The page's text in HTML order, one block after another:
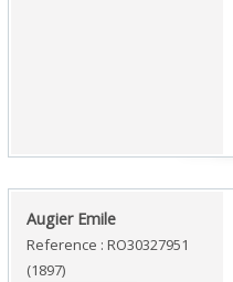
‎Augier Emile‎
Reference : RO30327951
(1897)